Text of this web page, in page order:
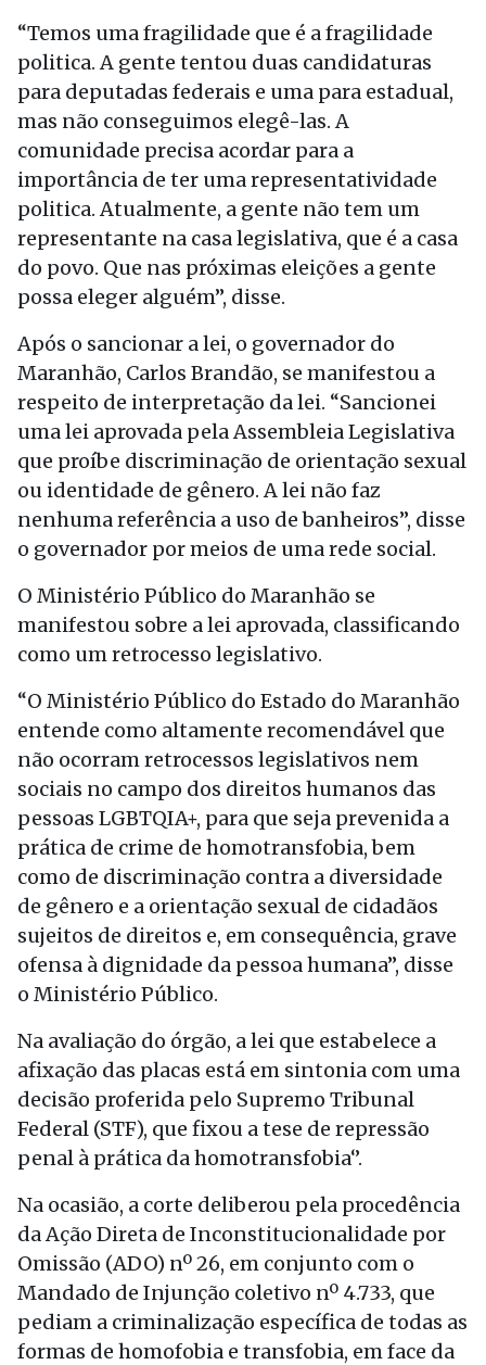
“Temos uma fragilidade que é a fragilidade
politica. A gente tentou duas candidaturas
para deputadas federais e uma para estadual,
mas não conseguimos elegê-las. A
comunidade precisa acordar para a
importância de ter uma representatividade
politica. Atualmente, a gente não tem um
representante na casa legislativa, que é a casa
do povo. Que nas próximas eleições a gente
possa eleger alguém”, disse.
Após o sancionar a lei, o governador do
Maranhão, Carlos Brandão, se manifestou a
respeito de interpretação da lei. “Sancionei
uma lei aprovada pela Assembleia Legislativa
que proíbe discriminação de orientação sexual
ou identidade de gênero. A lei não faz
nenhuma referência a uso de banheiros”, disse
o governador por meios de uma rede social.
O Ministério Público do Maranhão se
manifestou sobre a lei aprovada, classificando
como um retrocesso legislativo.
“O Ministério Público do Estado do Maranhão
entende como altamente recomendável que
não ocorram retrocessos legislativos nem
sociais no campo dos direitos humanos das
pessoas LGBTQIA+, para que seja prevenida a
prática de crime de homotransfobia, bem
como de discriminação contra a diversidade
de gênero e a orientação sexual de cidadãos
sujeitos de direitos e, em consequência, grave
ofensa à dignidade da pessoa humana”, disse
o Ministério Público.
Na avaliação do órgão, a lei que estabelece a
afixação das placas está em sintonia com uma
decisão proferida pelo Supremo Tribunal
Federal (STF), que fixou a tese de repressão
penal à prática da homotransfobia‘’.
Na ocasião, a corte deliberou pela procedência
da Ação Direta de Inconstitucionalidade por
Omissão (ADO) nº 26, em conjunto com o
Mandado de Injunção coletivo nº 4.733, que
pediam a criminalização específica de todas as
formas de homofobia e transfobia, em face da